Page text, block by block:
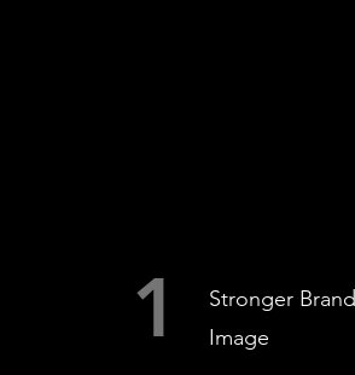
1
Stronger Brand
Image